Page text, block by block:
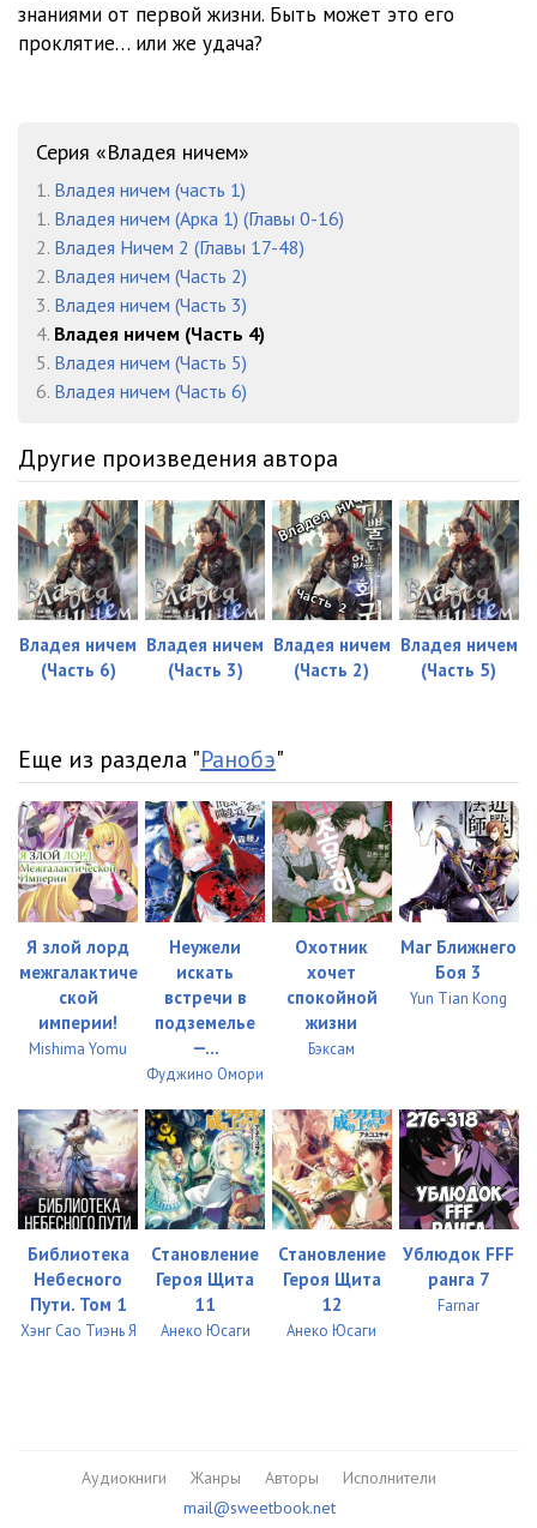
Глава 55. Переменная (Часть 2)
Глава 58. Подземелье (Часть 1)
Глава 59. Подземелье (Часть 2)
Комментарий исполнителя
знаниями от первой жизни. Быть может это его
проклятие… или же удача?
Серия «Владея ничем»
1. Владея ничем (часть 1)
1. Владея ничем (Арка 1) (Главы 0-16)
2. Владея Ничем 2 (Главы 17-48)
2. Владея ничем (Часть 2)
3. Владея ничем (Часть 3)
4. Владея ничем (Часть 4)
5. Владея ничем (Часть 5)
6. Владея ничем (Часть 6)
Другие произведения автора
Владея ничем
(Часть 6)
Владея ничем
(Часть 3)
Владея ничем
(Часть 2)
Владея ничем
(Часть 5)
Еще из раздела "Ранобэ"
Я злой лорд
межгалактиче
ской
империи!
Mishima Yomu
Неужели
искать
встречи в
подземелье
—...
Фуджино Омори
Охотник
хочет
спокойной
жизни
Бэксам
Маг Ближнего
Боя 3
Yun Tian Kong
Библиотека
Небесного
Пути. Том 1
Хэнг Сао Тиэнь Я
Становление
Героя Щита
11
Анеко Юсаги
Становление
Героя Щита
12
Анеко Юсаги
Ублюдок FFF
ранга 7
Farnar
Аудиокниги Жанры Авторы
Исполнители
mail@sweetbook.net